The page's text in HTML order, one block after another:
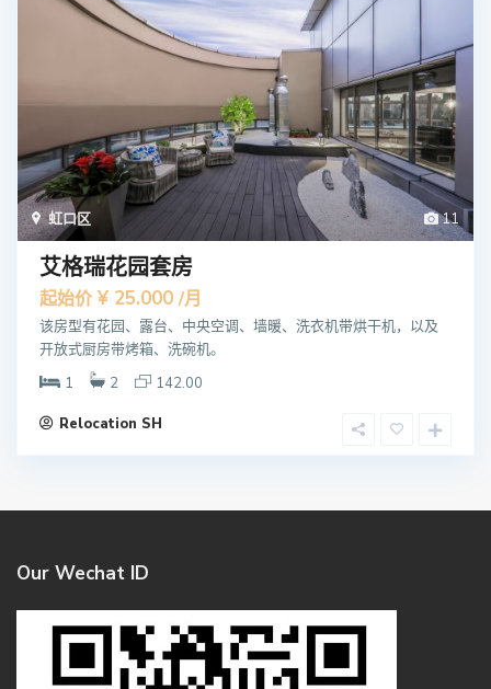
11
虹口区
艾格瑞花园套房
起始价 ¥ 25.000 /月
该房型有花园、露台、中央空调、墙暖、洗衣机带烘干机，以及
开放式厨房带烤箱、洗碗机。
1
2 142.00
Relocation SH
Our Wechat ID